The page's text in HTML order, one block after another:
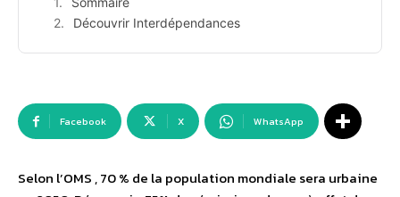
Découvrir Interdépendances
Facebook X WhatsApp
Selon l’OMS , 70 % de la population mondiale sera urbaine